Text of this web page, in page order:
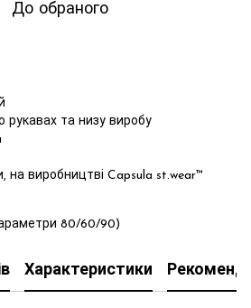
До обраного
та низу виробу
на виробництві Capsula st.wear™
80/60/90)
Характеристики